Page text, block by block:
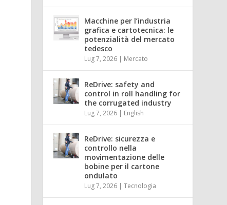
Macchine per l’industria
grafica e cartotecnica: le
potenzialità del mercato
tedesco
Lug 7, 2026 | Mercato
ReDrive: safety and
control in roll handling for
the corrugated industry
Lug 7, 2026 | English
ReDrive: sicurezza e
controllo nella
movimentazione delle
bobine per il cartone
ondulato
Lug 7, 2026 |Tecnologia